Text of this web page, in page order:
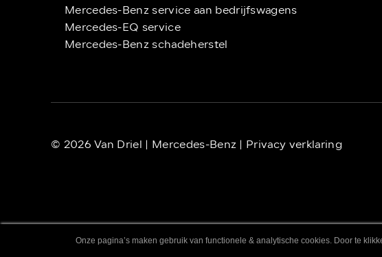
Mercedes-Benz service aan bedrijfswagens
Mercedes-EQ service
Mercedes-Benz schadeherstel
© 2026 Van Driel | Mercedes-Benz | Privacy verklaring
Onze pagina’s maken gebruik van functionele & analytische cookies. Door te